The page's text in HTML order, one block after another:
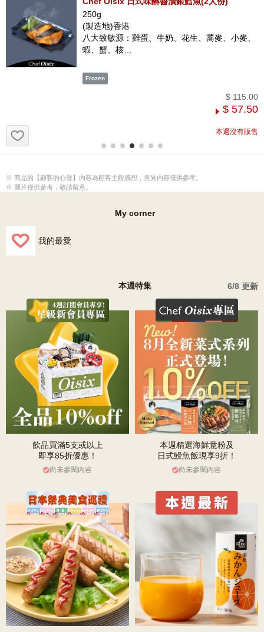
250g
(製造地)香港
八大致敏源：雞蛋、牛奶、花生、蕎麥、小麥、
蝦、蟹、核…
$ 115.00
$ 57.50
商品的【顧客的心聲】內容為顧客主觀感想，意見內容僅供參考。
圖片僅供參考，敬請留意。
My corner
我的最愛
本週特集 6/8 更新
飲品買滿5支或以上
即享85折優惠！
尚未參閱內容
本週精選海鮮意粉及
日式鰻魚飯現享9折！
尚未參閱內容